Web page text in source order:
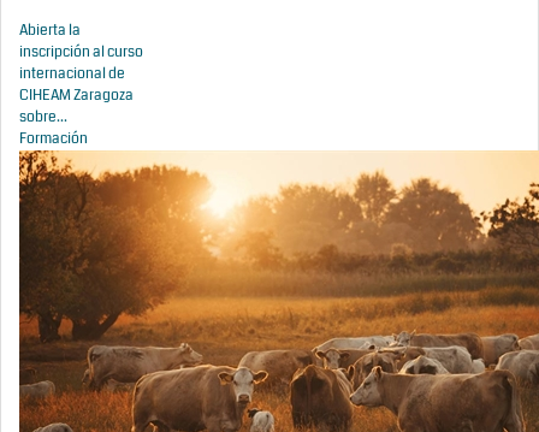
Abierta la
inscripción al curso
internacional de
CIHEAM Zaragoza
sobre...
Formación